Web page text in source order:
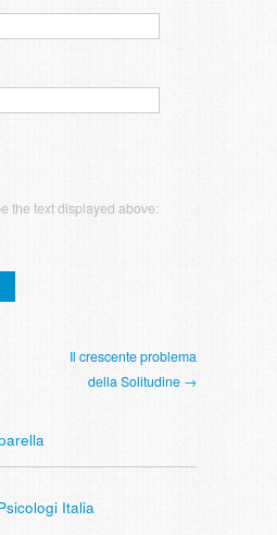
the text displayed above:
Il crescente problema
della Solitudine →
Italia